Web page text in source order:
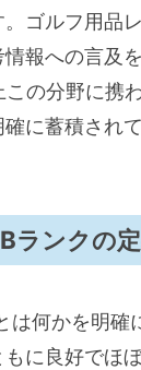
てからのチェ
と想定され
混合ABランク
ゴルフ用品
報への言及
の分野に携
に蓄積され
ランクの
は何かを明
に良好でほ